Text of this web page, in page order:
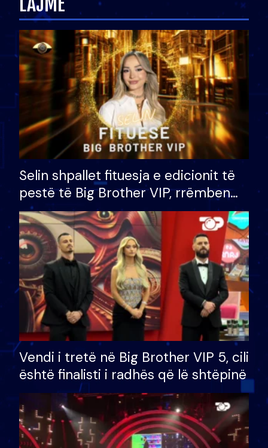
Selin shpallet fituesja e edicionit të
pestë të Big Brother VIP, rrëmben
çmimin e madh prej 100 mijë eurosh
Vendi i tretë në Big Brother VIP 5, cili
është finalisti i radhës që lë shtëpinë